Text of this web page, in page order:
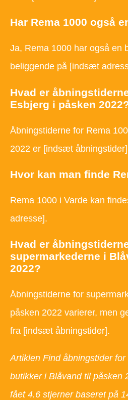
Har Rema 1000 også
Ja, Rema 1000 har også en
beliggende på [indsæt
Hvad er
Esbjerg i påsken
Åbningstiderne for Rema
2022 er [indsæt
Hvor kan man finde
Rema 1000 i Varde kan
adresse].
Hvad er
supermarkederne i
2022?
Åbningstiderne for
påsken 2022 varierer, men
fra [indsæt åbningstider].
Artiklen Find åbningstider
butikker i Blåvand til påsken
fået 4.6 stjerner baseret på